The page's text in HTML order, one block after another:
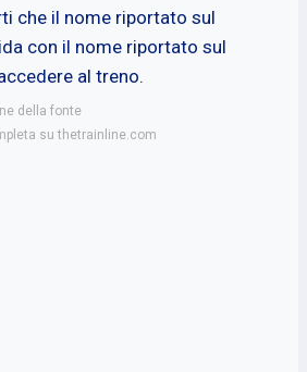
che il nome riportato sul
con il nome riportato sul
al treno.
della fonte
su thetrainline.com